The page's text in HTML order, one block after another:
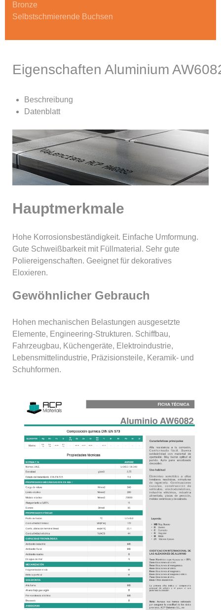
Bronze
Selbstschmierende Buchsen
Eigenschaften Aluminium
Beschreibung
Datenblatt
Hauptmerkmale
Hohe Korrosionsbeständigkeit. Einfache Umformung.
Gute Schweißbarkeit mit Füllmaterial. Sehr gute
Poliereigenschaften. Geeignet für dekoratives
Eloxieren.
Gewöhnlicher Gebrauch
Hohen mechanischen Belastungen ausgesetzte
Elemente, Engineering-Strukturen. Schiffbau,
Fahrzeugbau, Küchengeräte, Elektroindustrie,
Lebensmittelindustrie, Präzisionsteile, Keramik- und
Schuhformen.